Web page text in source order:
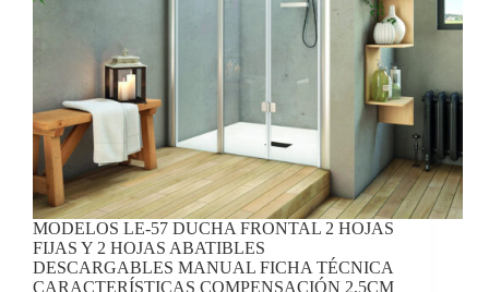
MODELOS LE-57 DUCHA FRONTAL 2 HOJAS
FIJAS Y 2 HOJAS ABATIBLES
DESCARGABLES MANUAL FICHA TÉCNICA
CARACTERÍSTICAS COMPENSACIÓN 2,5CM